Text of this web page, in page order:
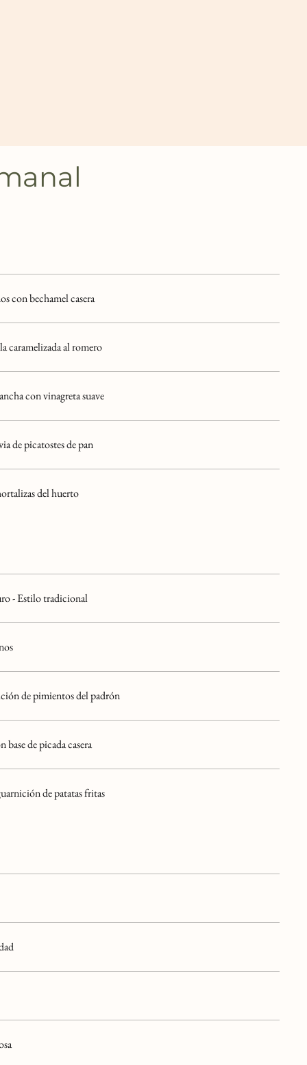
con bechamel casera
caramelizada al romero
con vinagreta suave
de picatostes de pan
del huerto
- Estilo tradicional
de pimientos del padrón
base de picada casera
de patatas fritas